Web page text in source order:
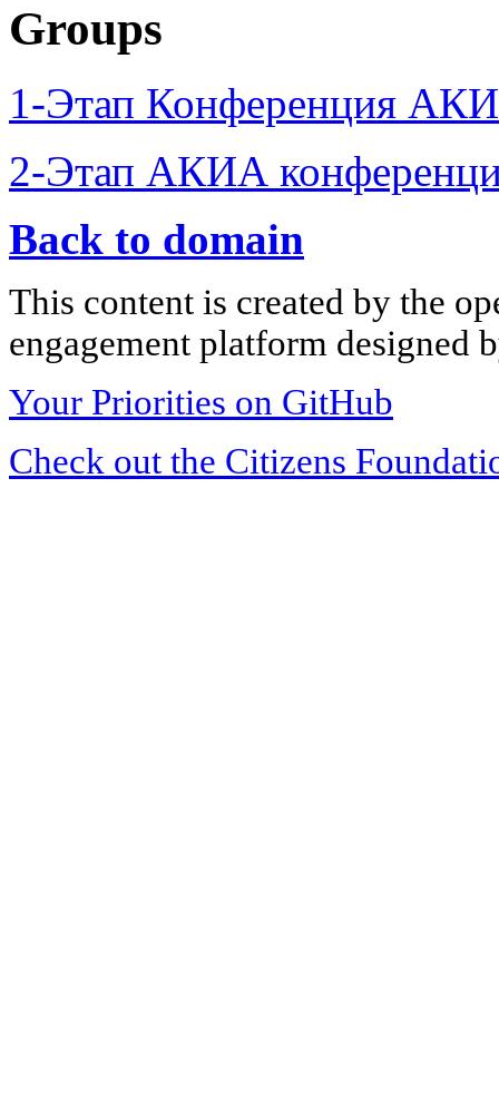
Groups
1-Этап Конференция
2-Этап АКИА
Back to domain
This content is created by the
engagement platform designed
Your Priorities on GitHub
Check out the Citizens